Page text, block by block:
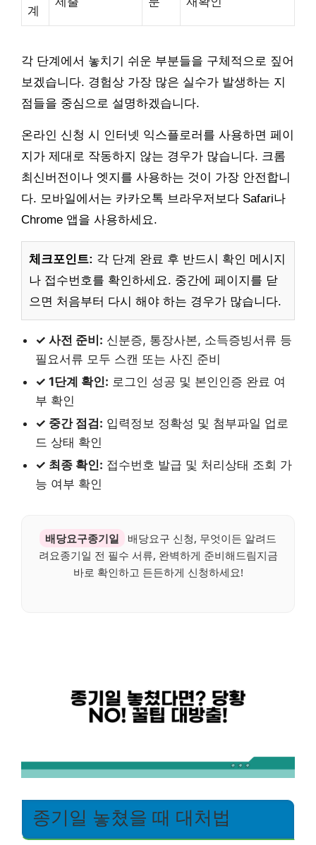
계
각 단계에서 놓치기 쉬운 부분들을 구체적으로 짚어
보겠습니다. 경험상 가장 많은 실수가 발생하는 지
점들을 중심으로 설명하겠습니다.
온라인 신청 시 인터넷 익스플로러를 사용하면 페이
지가 제대로 작동하지 않는 경우가 많습니다. 크롬
최신버전이나 엣지를 사용하는 것이 가장 안전합니
다. 모바일에서는 카카오톡 브라우저보다 Safari나
Chrome 앱을 사용하세요.
체크포인트: 각 단계 완료 후 반드시 확인 메시지
나 접수번호를 확인하세요. 중간에 페이지를 닫
으면 처음부터 다시 해야 하는 경우가 많습니다.
✓ 사전 준비: 신분증, 통장사본, 소득증빙서류 등
필요서류 모두 스캔 또는 사진 준비
✓ 1단계 확인: 로그인 성공 및 본인인증 완료 여
부 확인
✓ 중간 점검: 입력정보 정확성 및 첨부파일 업로
드 상태 확인
✓ 최종 확인: 접수번호 발급 및 처리상태 조회 가
능 여부 확인
배당요구종기일
배당요구 신청, 무엇이든 알려드
려요종기일 전 필수 서류, 완벽하게 준비해드림지금
바로 확인하고 든든하게 신청하세요!
종기일 놓쳤을 때 대처법